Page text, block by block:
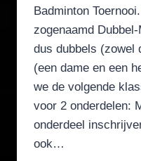
Badminton
zogenaamd
dus dubbels (zowel
(een dame en een
we de volgende
voor 2 onderdelen:
onderdeel
ook…